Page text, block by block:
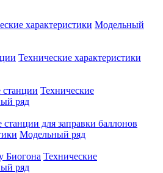
характеристики Модельный
Технические характеристики
Технические
ряд
для заправки баллонов
Модельный ряд
Биогона Технические
ряд